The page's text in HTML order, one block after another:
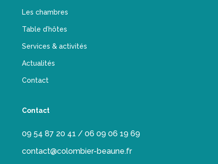
Les chambres
Table d’hôtes
Services & activités
Actualités
Contact
Contact
09 54 87 20 41 / 06 09 06 19 69
contact@colombier-beaune.fr